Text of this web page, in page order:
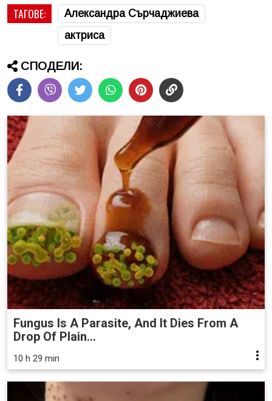
ТАГОВЕ:
Александра Сърчаджиева
актриса
СПОДЕЛИ:
Fungus Is A Parasite, And It Dies From A
Drop Of Plain...
10 h 29 min